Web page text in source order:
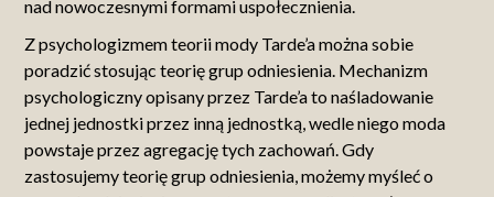
nad nowoczesnymi formami uspołecznienia.
Z psychologizmem teorii mody Tarde’a można sobie
poradzić stosując teorię grup odniesienia. Mechanizm
psychologiczny opisany przez Tarde’a to naśladowanie
jednej jednostki przez inną jednostką, wedle niego moda
powstaje przez agregację tych zachowań. Gdy
zastosujemy teorię grup odniesienia, możemy myśleć o